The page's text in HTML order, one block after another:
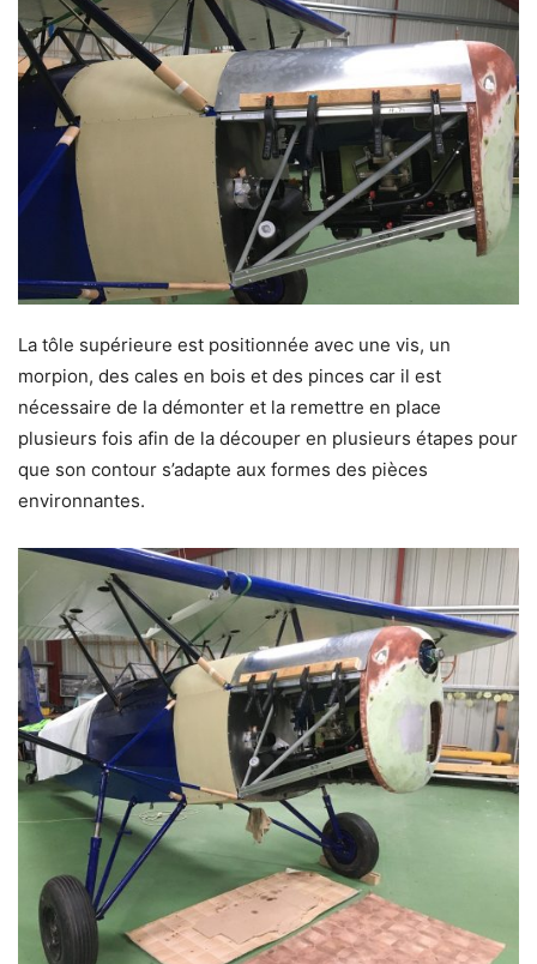
La tôle supérieure est positionnée avec une vis, un
morpion, des cales en bois et des pinces car il est
nécessaire de la démonter et la remettre en place
plusieurs fois afin de la découper en plusieurs étapes pour
que son contour s’adapte aux formes des pièces
environnantes.